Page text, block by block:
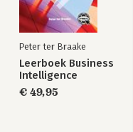
Peter ter Braake
Leerboek Business
Intelligence
€ 49,95